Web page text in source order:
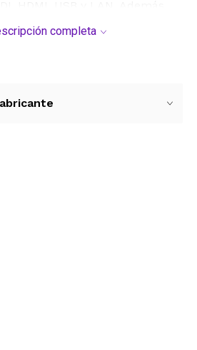
la instalación al
preciso y ergonómico
completa